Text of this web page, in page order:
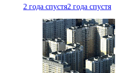
2 года спустя2 года спустя